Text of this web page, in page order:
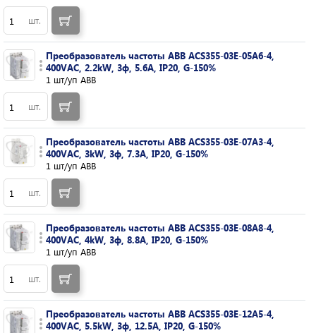
шт.
Преобразователь частоты ABB ACS355-03E-05A6-4,
400VAC, 2.2kW, 3ф, 5.6A, IP20, G-150%
1 шт/уп ABB
шт.
Преобразователь частоты ABB ACS355-03E-07A3-4,
400VAC, 3kW, 3ф, 7.3A, IP20, G-150%
1 шт/уп ABB
шт.
Преобразователь частоты ABB ACS355-03E-08A8-4,
400VAC, 4kW, 3ф, 8.8A, IP20, G-150%
1 шт/уп ABB
шт.
Преобразователь частоты ABB ACS355-03E-12A5-4,
400VAC, 5.5kW, 3ф, 12.5A, IP20, G-150%